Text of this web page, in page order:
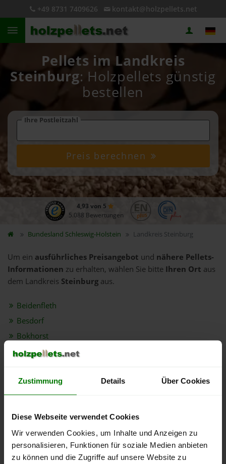
Zustimmung Details Über Cookies
Diese Webseite verwendet Cookies
Wir verwenden Cookies, um Inhalte und Anzeigen zu
personalisieren, Funktionen für soziale Medien anbieten
zu können und die Zugriffe auf unsere Website zu
+49 8731 7409626 kontakt@holzpellets.net
Pellets im Landkreis
Steinburg: Holzpellets günstig
bestellen
Ihre Postleitzahl
Preis berechnen
4,93 von 5
5.088 Bewertungen
Bundesland Schleswig-Holstein Landkreis Steinburg
Um ein ausführliches Preisangebot und nähere Pellets-
Informationen zu erhalten, wählen Sie bitte Ihren Ort aus
dem Landkreis Steinburg aus.
Beidenfleth
Besdorf
Bokhorst
Brokdorf
Dammfleth
Elskop
Engelbrechtsche Wildnis
Kellinghusen
Kiebitzreihe